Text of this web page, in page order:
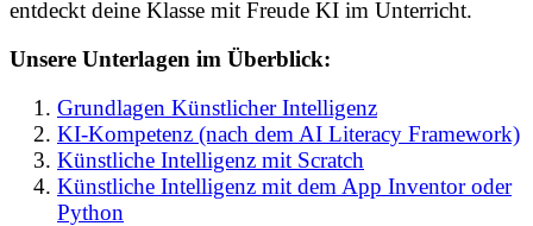
entdeckt deine Klasse mit Freude KI im Unterricht.
Unsere Unterlagen im Überblick:
Grundlagen Künstlicher Intelligenz
KI-Kompetenz (nach dem AI Literacy Framework)
Künstliche Intelligenz mit Scratch
Künstliche Intelligenz mit dem App Inventor oder
Python